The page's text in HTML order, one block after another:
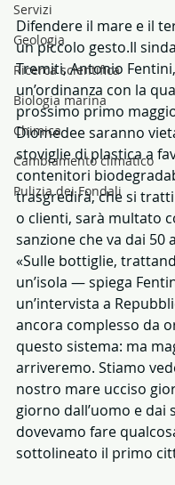
Servizi
Geologia
Ricerca scientifica
Biologia marina
Chimica
Cambiamento climatico
Pulizia dei Fondali
Difendere il mare e il
un piccolo gesto.Il
Tremiti, Antonio
un’ordinanza con la
prossimo primo
Diomedee saranno
stoviglie di plastica a
contenitori
trasgredirà, che si
o clienti, sarà multato
sanzione che va dai 50
«Sulle bottiglie,
un’isola — spiega
un’intervista a
ancora complesso da
questo sistema: ma
arriveremo. Stiamo
nostro mare ucciso
giorno dall’uomo e dai
dovevamo fare
sottolineato il primo